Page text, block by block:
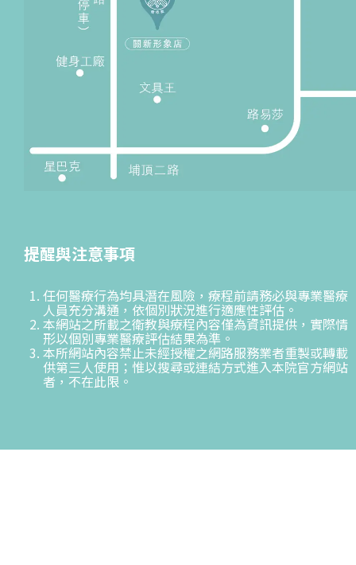
提醒與注意事項
任何醫療行為均具潛在風險，療程前請務必與專業醫療
人員充分溝通，依個別狀況進行適應性評估。
本網站之所載之衛教與療程內容僅為資訊提供，實際情
形以個別專業醫療評估結果為準。
本所網站內容禁止未經授權之網路服務業者重製或轉載
供第三人使用；惟以搜尋或連結方式進入本院官方網站
者，不在此限。